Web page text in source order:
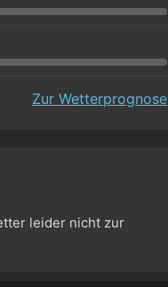
Zur Wetterprognose
leider nicht zur